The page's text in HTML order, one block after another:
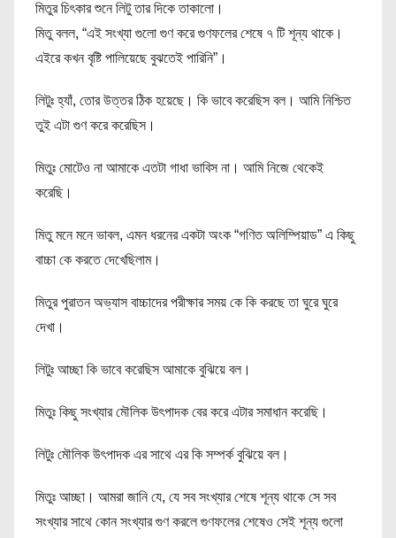
মিতুর চিৎকার শুনে লিটু তার দিকে তাকালো।
মিতু বলল, “এই সংখ্যা গুলো গুণ করে গুণফলের শেষে ৭ টি শূন্য থাকে।
এইরে কখন বৃষ্টি পালিয়েছে বুঝতেই পারিনি”।
লিটুঃ হ্যাঁ, তোর উত্তর ঠিক হয়েছে। কি ভাবে করেছিস বল। আমি নিশ্চিত
তুই এটা গুণ করে করেছিস।
মিতুঃ মোটেও না আমাকে এতটা গাধা ভাবিস না। আমি নিজে থেকেই
করেছি।
মিতু মনে মনে ভাবল, এমন ধরনের একটা অংক “গণিত অলিম্পিয়াড” এ কিছু
বাচ্চা কে করতে দেখেছিলাম।
মিতুর পুরাতন অভ্যাস বাচ্চাদের পরীক্ষার সময় কে কি করছে তা ঘুরে ঘুরে
দেখা।
লিটুঃ আচ্ছা কি ভাবে করেছিস আমাকে বুঝিয়ে বল।
মিতুঃ কিছু সংখ্যার মৌলিক উৎপাদক বের করে এটার সমাধান করেছি।
লিটুঃ মৌলিক উৎপাদক এর সাথে এর কি সম্পর্ক বুঝিয়ে বল।
মিতুঃ আচ্ছা। আমরা জানি যে, যে সব সংখ্যার শেষে শূন্য থাকে সে সব
সংখ্যার সাথে কোন সংখ্যার গুণ করলে গুণফলের শেষেও সেই শূন্য গুলো